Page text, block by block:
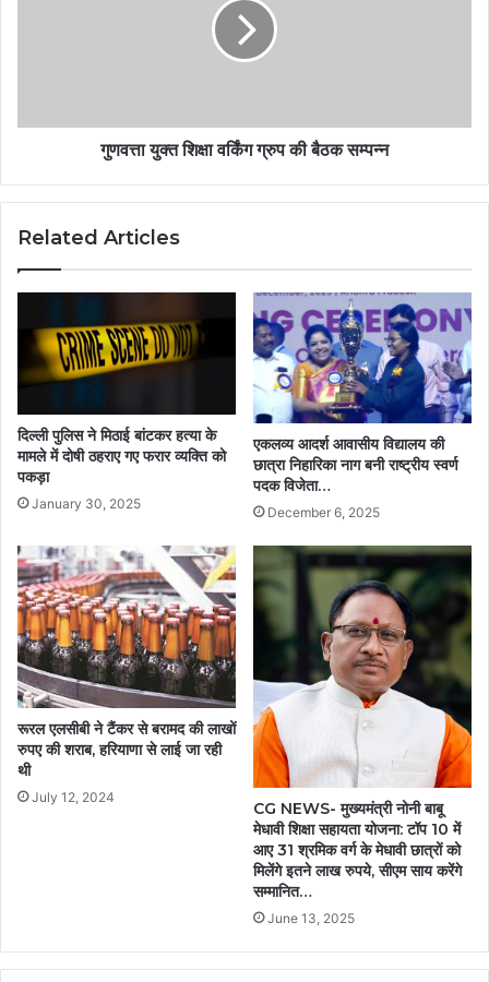
गुणवत्ता युक्त शिक्षा वर्किंग ग्रुप की बैठक सम्पन्न
Related Articles
दिल्ली पुलिस ने मिठाई बांटकर हत्या के
मामले में दोषी ठहराए गए फरार व्यक्ति को
पकड़ा
January 30, 2025
एकलव्य आदर्श आवासीय विद्यालय की
छात्रा निहारिका नाग बनी राष्ट्रीय स्वर्ण
पदक विजेता…
December 6, 2025
रूरल एलसीबी ने टैंकर से बरामद की लाखों
रुपए की शराब, हरियाणा से लाई जा रही
थी
July 12, 2024
CG NEWS- मुख्यमंत्री नोनी बाबू
मेधावी शिक्षा सहायता योजना: टॉप 10 में
आए 31 श्रमिक वर्ग के मेधावी छात्रों को
मिलेंगे इतने लाख रुपये, सीएम साय करेंगे
सम्मानित…
June 13, 2025